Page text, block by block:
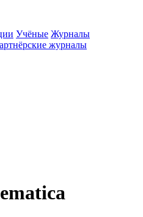
Учёные Журналы
журналы